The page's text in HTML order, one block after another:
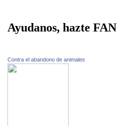
Ayudanos, hazte FAN
Contra el abandono de animales